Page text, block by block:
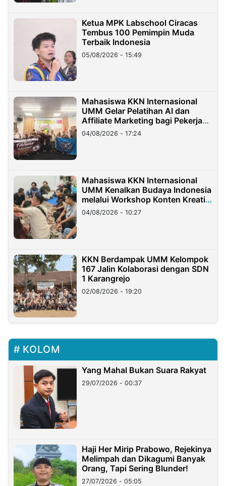
Ketua MPK Labschool Ciracas
Tembus 100 Pemimpin Muda
Terbaik Indonesia
05/08/2026 - 15:49
Mahasiswa KKN Internasional
UMM Gelar Pelatihan AI dan
Affiliate Marketing bagi Pekerja
Migran Indonesia di Taiwan
04/08/2026 - 17:24
Mahasiswa KKN Internasional
UMM Kenalkan Budaya Indonesia
melalui Workshop Konten Kreatif
di Taiwan
04/08/2026 - 10:27
KKN Berdampak UMM Kelompok
167 Jalin Kolaborasi dengan SDN
1 Karangrejo
02/08/2026 - 19:20
KOLOM
Yang Mahal Bukan Suara Rakyat
29/07/2026 - 00:37
Haji Her Mirip Prabowo, Rejekinya
Melimpah dan Dikagumi Banyak
Orang, Tapi Sering Blunder!
27/07/2026 - 05:05